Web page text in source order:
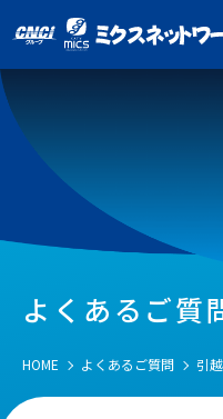
よくあるご質
HOME よくあるご質問 引